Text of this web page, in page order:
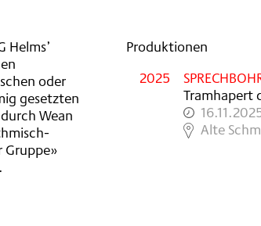
oder
gesetzten
Wean
Gruppe»
Produktionen
2025
Tramhapert
,
Alte